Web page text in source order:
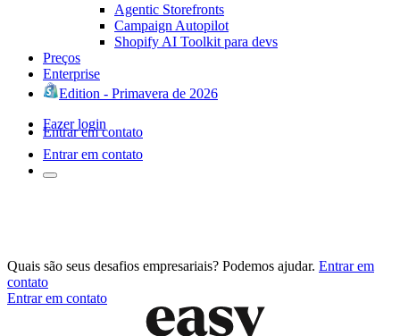
Agentic Storefronts
Campaign Autopilot
Shopify AI Toolkit para devs
Preços
Enterprise
Edition - Primavera de 2026
Fazer login
Entrar em contato
Entrar em contato
Quais são seus desafios empresariais? Podemos ajudar. Entrar em
contato
Entrar em contato